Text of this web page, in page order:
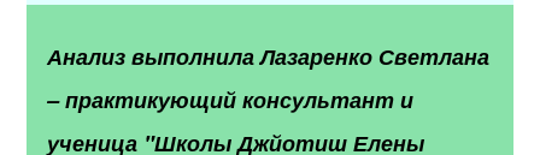
Анализ выполнила Лазаренко Светлана
– практикующий консультант и
ученица "Школы Джйотиш Елены